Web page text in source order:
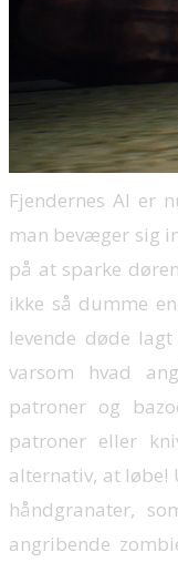
Fjendernes AI er
man bevæger sig
på at sparke
ikke så dumme
levende døde
varsom hvad
patroner og
patroner eller
alternativ, at løbe!
håndgranater,
angribende